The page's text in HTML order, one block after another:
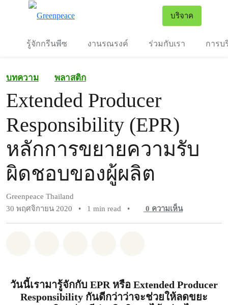
บริจาค
รู้จักกรีนพีซ งานรณรงค์ ร่วมกับเรา การบ
บทความ พลาสติก
Extended Producer
Responsibility (EPR)
หลักการขยายความรับ
ผิดชอบของผู้ผลิต
Greenpeace Thailand
30 พฤศจิกายน 2020
• 1 min read • 0 ความเห็น
วันนี้เรามารู้จักกับ EPR หรือ Extended Producer
Responsibility กันดีกว่าว่าจะช่วยให้ลดขยะ